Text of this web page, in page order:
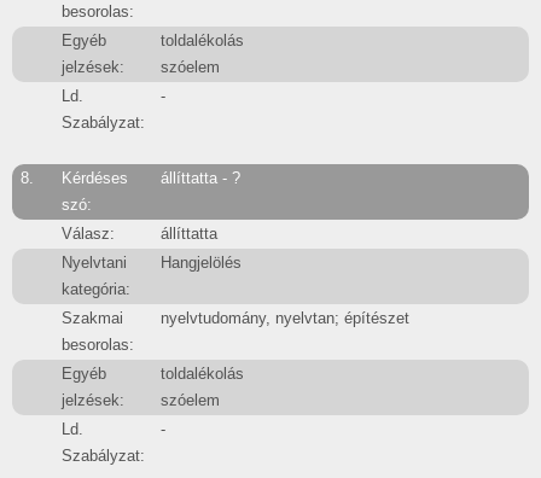
besorolas:
Egyéb
jelzések:
toldalékolás
szóelem
Ld.
Szabályzat:
-
8.
Kérdéses
szó:
állíttatta - ?
Válasz:
állíttatta
Nyelvtani
kategória:
Hangjelölés
Szakmai
besorolas:
nyelvtudomány, nyelvtan; építészet
Egyéb
jelzések:
toldalékolás
szóelem
Ld.
Szabályzat:
-